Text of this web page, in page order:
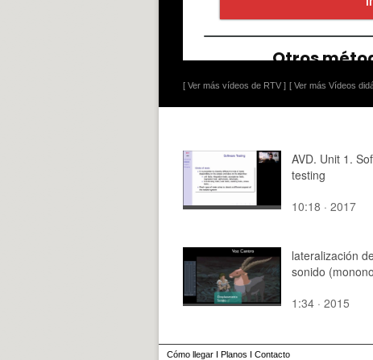
[ Ver más vídeos de RTV ] [ Ver más Vídeos
AVD. Unit 1.
testing
10:18 · 2017
lateralización
sonido
1:34 · 2015
Cómo llegar I Planos I Contacto